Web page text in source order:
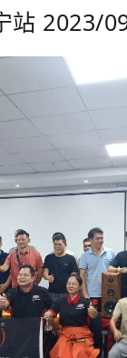
站 2023/